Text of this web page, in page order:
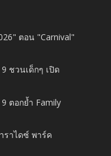
ตอน "Carnival"
ชวนเด็กๆ เปิด
ตอกย้ำ Family
ราไดซ์ พาร์ค